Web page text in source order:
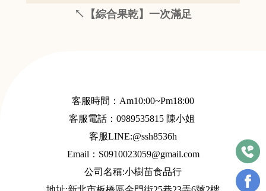
↖【綜合果乾】一次滿足
客服時間：Am10:00~Pm18:00
客服電話： 0989535815 陳小姐
客服LINE:@ssh8536h
Email：S0910023059@gmail.com
公司名稱:小樹苗食品行